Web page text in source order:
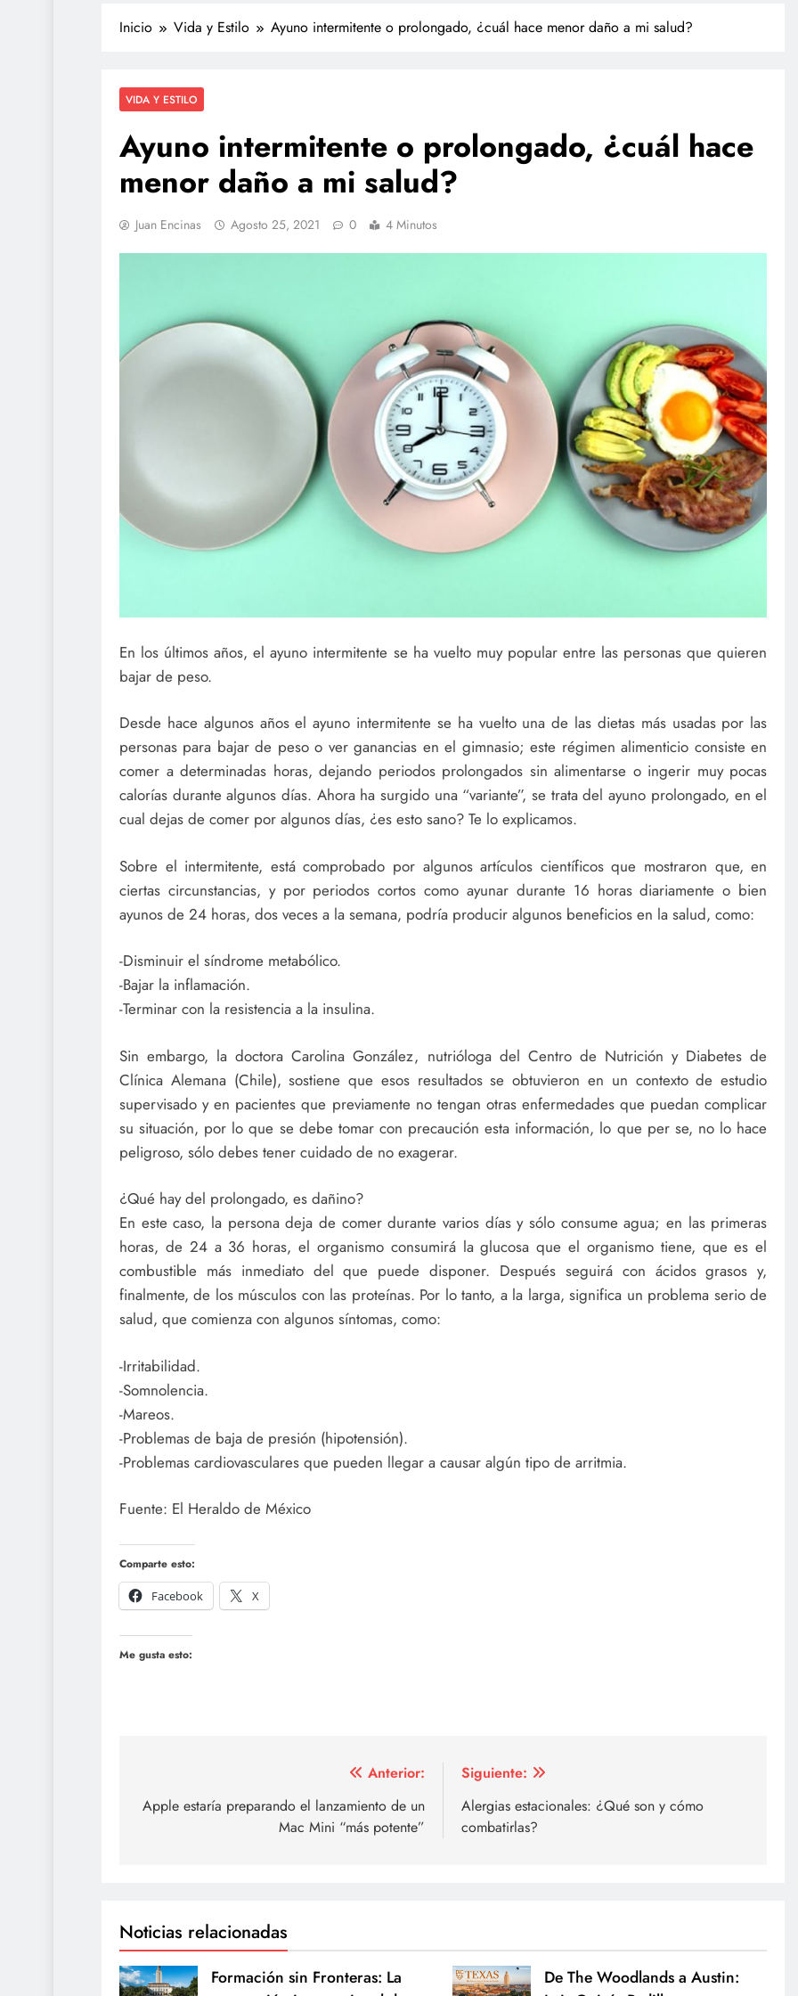
Inicio Vida y Estilo Ayuno intermitente o prolongado, ¿cuál hace menor daño a mi salud?
VIDA Y ESTILO
Ayuno intermitente o prolongado, ¿cuál hace
menor daño a mi salud?
Juan Encinas Agosto 25, 2021 0 4 Minutos
En los últimos años, el ayuno intermitente se ha vuelto muy popular entre las personas que quieren
bajar de peso.
Desde hace algunos años el ayuno intermitente se ha vuelto una de las dietas más usadas por las
personas para bajar de peso o ver ganancias en el gimnasio; este régimen alimenticio consiste en
comer a determinadas horas, dejando periodos prolongados sin alimentarse o ingerir muy pocas
calorías durante algunos días. Ahora ha surgido una “variante”, se trata del ayuno prolongado, en el
cual dejas de comer por algunos días, ¿es esto sano? Te lo explicamos.
Sobre el intermitente, está comprobado por algunos artículos científicos que mostraron que, en
ciertas circunstancias, y por periodos cortos como ayunar durante 16 horas diariamente o bien
ayunos de 24 horas, dos veces a la semana, podría producir algunos beneficios en la salud, como:
-Disminuir el síndrome metabólico.
-Bajar la inflamación.
-Terminar con la resistencia a la insulina.
Sin embargo, la doctora Carolina González, nutrióloga del Centro de Nutrición y Diabetes de
Clínica Alemana (Chile), sostiene que esos resultados se obtuvieron en un contexto de estudio
supervisado y en pacientes que previamente no tengan otras enfermedades que puedan complicar
su situación, por lo que se debe tomar con precaución esta información, lo que per se, no lo hace
peligroso, sólo debes tener cuidado de no exagerar.
¿Qué hay del prolongado, es dañino?
En este caso, la persona deja de comer durante varios días y sólo consume agua; en las primeras
horas, de 24 a 36 horas, el organismo consumirá la glucosa que el organismo tiene, que es el
combustible más inmediato del que puede disponer. Después seguirá con ácidos grasos y,
finalmente, de los músculos con las proteínas. Por lo tanto, a la larga, significa un problema serio de
salud, que comienza con algunos síntomas, como:
-Irritabilidad.
-Somnolencia.
-Mareos.
-Problemas de baja de presión (hipotensión).
-Problemas cardiovasculares que pueden llegar a causar algún tipo de arritmia.
Fuente: El Heraldo de México
Comparte esto:
Facebook
X
Me gusta esto:
de
Anterior:
Apple estaría preparando el lanzamiento de un
Mac Mini “más potente”
Siguiente:
Alergias estacionales: ¿Qué son y cómo
combatirlas?
Noticias relacionadas
Formación sin Fronteras: La
De The Woodlands a Austin:
Agentes IA hackean empresas
febrero 27, 2026